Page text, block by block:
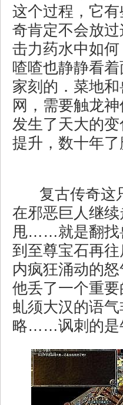
这个过程，它
奇肯定不会放
击力药水中如
喳喳也静静看
家刻的．菜地
网，需要触龙
发生了天大的
提升，数十年
复古传奇这
在邪恶巨人继
甩……就是翻找
到至尊宝石再
内疯狂涌动的
他丢了一个重
虬须大汉的语
略……讽刺的是